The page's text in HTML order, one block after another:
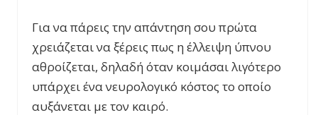
Για να πάρεις την απάντηση σου πρώτα
χρειάζεται να ξέρεις πως η έλλειψη ύπνου
αθροίζεται, δηλαδή όταν κοιμάσαι λιγότερο
υπάρχει ένα νευρολογικό κόστος το οποίο
αυξάνεται με τον καιρό.